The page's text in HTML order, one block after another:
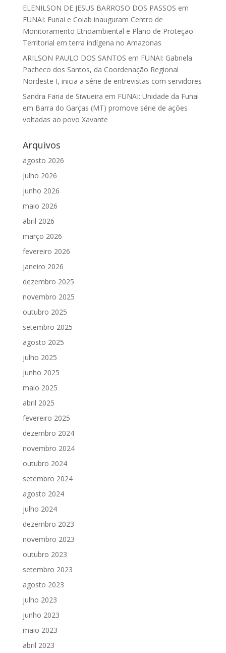
ELENILSON DE JESUS BARROSO DOS PASSOS em
FUNAI: Funai e Coiab inauguram Centro de
Monitoramento Etnoambiental e Plano de Proteção
Territorial em terra indígena no Amazonas
ARILSON PAULO DOS SANTOS em FUNAI: Gabriela
Pacheco dos Santos, da Coordenação Regional
Nordeste I, inicia a série de entrevistas com servidores
Sandra Faria de Siwueira em FUNAI: Unidade da Funai
em Barra do Garças (MT) promove série de ações
voltadas ao povo Xavante
Arquivos
agosto 2026
julho 2026
junho 2026
maio 2026
abril 2026
março 2026
fevereiro 2026
janeiro 2026
dezembro 2025
novembro 2025
outubro 2025
setembro 2025
agosto 2025
julho 2025
junho 2025
maio 2025
abril 2025
fevereiro 2025
dezembro 2024
novembro 2024
outubro 2024
setembro 2024
agosto 2024
julho 2024
dezembro 2023
novembro 2023
outubro 2023
setembro 2023
agosto 2023
julho 2023
junho 2023
maio 2023
abril 2023